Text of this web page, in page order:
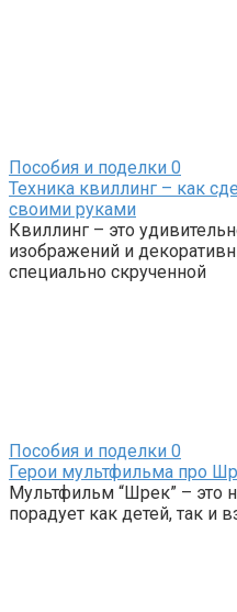
Пособия и поделки 0
Техника квиллинг – как
своими руками
Квиллинг – это
изображений и
специально скрученной
Пособия и поделки 0
Герои мультфильма про
Мультфильм “Шрек” – это
порадует как детей, так и